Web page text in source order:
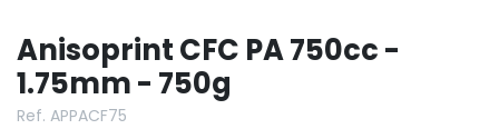
Anisoprint CFC PA 750cc -
1.75mm - 750g
Ref. APPACF75